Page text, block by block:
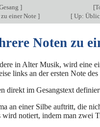
] [
einer Note ] [ Up:
Noten zu
in Alter Musik, wird eine
links an der ersten Note
direkt im Gesangstext
an einer Silbe auftritt, die
wird notiert, indem man zwei